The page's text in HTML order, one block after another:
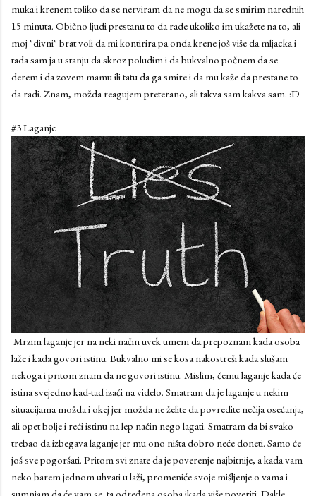
muka i krenem toliko da se nerviram da ne mogu da se smirim narednih
15 minuta. Obično ljudi prestanu to da rade ukoliko im ukažete na to, ali
moj "divni" brat voli da mi kontirira pa onda krene još više da mljacka i
tada sam ja u stanju da skroz poludim i da bukvalno počnem da se
derem i da zovem mamu ili tatu da ga smire i da mu kaže da prestane to
da radi. Znam, možda reagujem preterano, ali takva sam kakva sam. :D
#3 Laganje
Mrzim laganje jer na neki način uvek umem da prepoznam kada osoba
laže i kada govori istinu. Bukvalno mi se kosa nakostreši kada slušam
nekoga i pritom znam da ne govori istinu. Mislim, čemu laganje kada će
istina svejedno kad-tad izaći na videlo. Smatram da je laganje u nekim
situacijama možda i okej jer možda ne želite da povredite nečija osećanja,
ali opet bolje i reći istinu na lep način nego lagati. Smatram da bi svako
trebao da izbegava laganje jer mu ono ništa dobro neće doneti. Samo će
još sve pogoršati. Pritom svi znate da je poverenje najbitnije, a kada vam
neko barem jednom uhvati u laži, promeniće svoje mišljenje o vama i
sumnjam da će vam se ta određena osoba ikada više poveriti. Dakle,